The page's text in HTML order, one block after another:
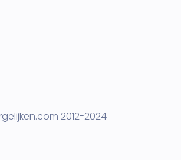
2012-2024